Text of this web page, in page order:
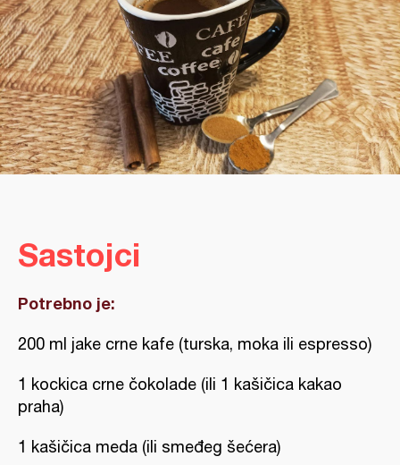
Sastojci
Potrebno je:
200 ml jake crne kafe (turska, moka ili espresso)
1 kockica crne čokolade (ili 1 kašičica kakao
praha)
1 kašičica meda (ili smeđeg šećera)